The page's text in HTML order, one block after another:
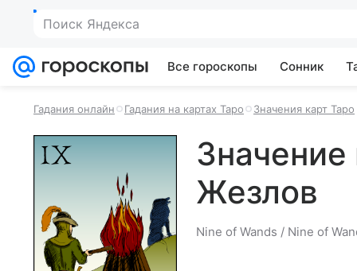
Поиск Яндекса
Все гороскопы Сонник
Гадания онлайн Гадания на картах Таро Значения карт Таро
Жезлов
Nine of Wands / Nine of